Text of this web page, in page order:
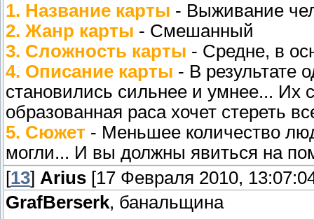
1. Название карты - Выживание
2. Жанр карты - Смешанный
3. Сложность карты - Средне, в
4. Описание карты - В результате
становились сильнее и умнее... Их
образованная раса хочет стереть
5. Сюжет - Меньшее количество
могли... И вы должны явиться на
[13] Arius [17 Февраля 2010,
GrafBerserk, банальщина